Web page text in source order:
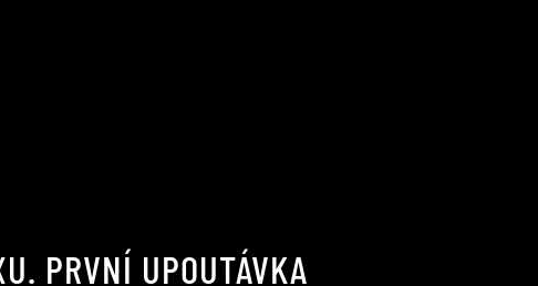
PRVNÍ UPOUTÁVKA